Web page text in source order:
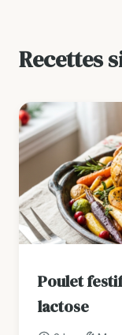
Recettes
Poulet
lactose